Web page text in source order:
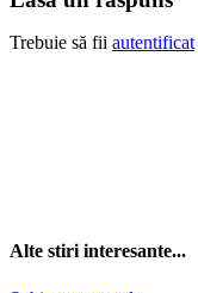
Trebuie să fii autentificat
Alte stiri interesante...